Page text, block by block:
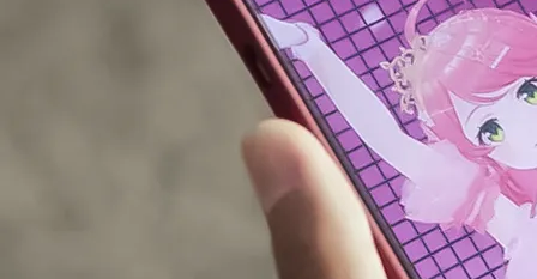
HOLODULE
プライバシーポリシー
未成年の方々へのお願い
二次創作ガイドライン